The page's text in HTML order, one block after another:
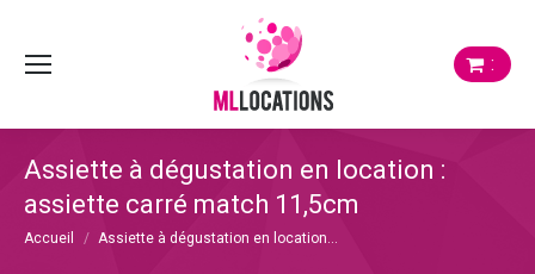
:
Assiette à dégustation en location :
assiette carré match 11,5cm
Vous êtes ici :
Accueil Assiette à dégustation en location…